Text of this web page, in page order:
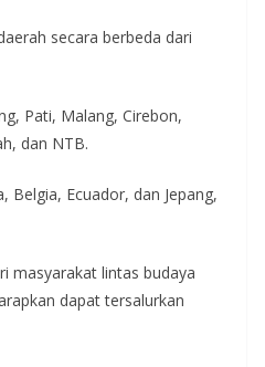
secara berbeda dari
Pati, Malang, Cirebon,
dan NTB.
Belgia, Ecuador, dan Jepang,
masyarakat lintas budaya
dapat tersalurkan